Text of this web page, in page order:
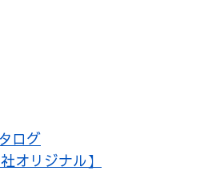
ログ
オリジナル】